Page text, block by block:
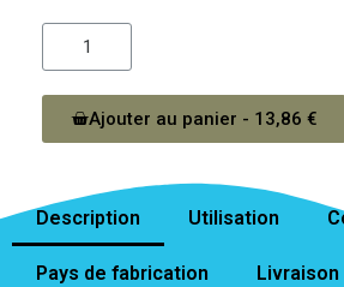
Ajouter au panier - 13,86 €
Description Utilisation
Pays de fabrication Livraison